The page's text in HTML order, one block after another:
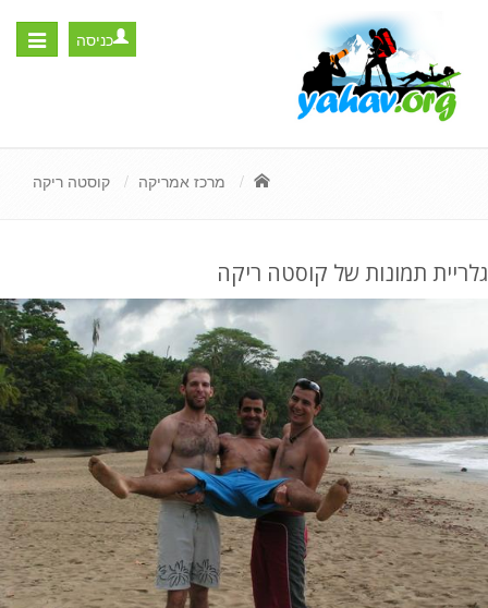
Toggle
כניסה
מרכז אמריקה קוסטה ריקה
גלריית תמונות של קוסטה ריקה